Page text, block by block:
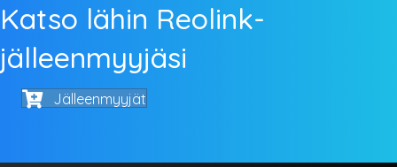
Katso lähin Reolink-
jälleenmyyjäsi
Jälleenmyyjät